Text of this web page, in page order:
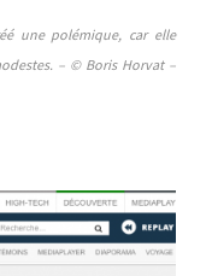
une polémique, car elle
– © Boris Horvat –